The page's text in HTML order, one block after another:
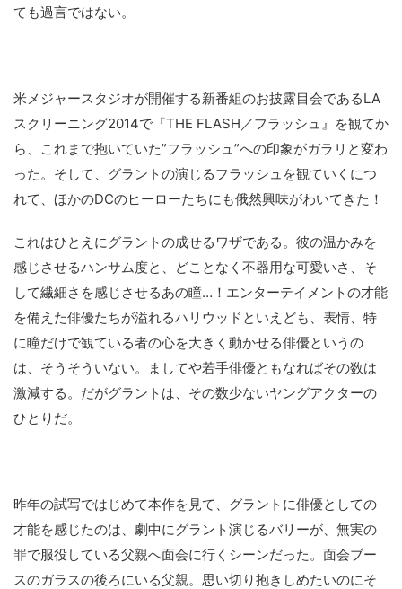
ても過言ではない。
米メジャースタジオが開催する新番組のお披露目会であるLA
スクリーニング2014で『THE FLASH／フラッシュ』を観てか
ら、これまで抱いていた”フラッシュ”への印象がガラリと変わ
った。そして、グラントの演じるフラッシュを観ていくにつ
れて、ほかのDCのヒーローたちにも俄然興味がわいてきた！
これはひとえにグラントの成せるワザである。彼の温かみを
感じさせるハンサム度と、どことなく不器用な可愛いさ、そ
して繊細さを感じさせるあの瞳…！エンターテイメントの才能
を備えた俳優たちが溢れるハリウッドといえども、表情、特
に瞳だけで観ている者の心を大きく動かせる俳優というの
は、そうそういない。ましてや若手俳優ともなればその数は
激減する。だがグラントは、その数少ないヤングアクターの
ひとりだ。
昨年の試写ではじめて本作を見て、グラントに俳優としての
才能を感じたのは、劇中にグラント演じるバリーが、無実の
罪で服役している父親へ面会に行くシーンだった。面会ブー
スのガラスの後ろにいる父親。思い切り抱きしめたいのにそ